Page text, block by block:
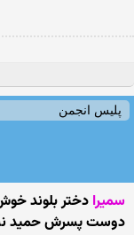
پلیس انجمن
سمیرا دختر بلوند
دوست پسرش حمید